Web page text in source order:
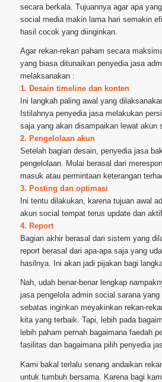
secara berkala. Tujuannya agar apa
social media makin lama hari semakin
hasil cocok yang diinginkan.
Agar rekan-rekan paham secara
yang biasa ditunaikan penyedia jasa
melaksanakan :
1. Desain timeline dan konten
Ini langkah paling awal yang
Istilahnya penyedia jasa melakukan
saja yang akan disampaikan lewat akun
2. Pengelolaan akun
Setelah bagian desain, penyedia jasa
pengelolaan. Mulai berasal dari
masuk atau permintaan keterangan
3. Posting dan optimasi
Ini tentu dilakukan, karena tujuan awal
akun social tempat terus update dan
4. Report
Bagian akhir berasal dari sistem yang
report berasal dari apa-apa saja yang
hasilnya. Ini akan jadi pijakan bagi
Nah, udah benar-benar lengkap
jasa pengelola admin social sarana
sebatas inginkan meyakinkan rekan-
kita yang terbaik. Tapi, lebih pada
lebih paham pernah bagaimana faedah
fasilitas dan bagaimana pilih penyedia
Kami bakal terlalu senang andaikan
untuk tumbuh bersama. Karena bagi